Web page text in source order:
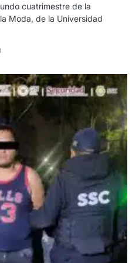
cuatrimestre de la
Moda, de la Universidad